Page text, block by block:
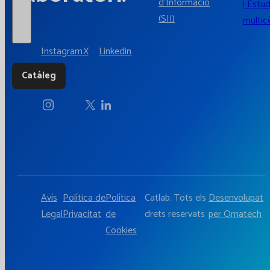
i
Catàleg
InstagramX Linkedin
(SII)
Avís
Legal
Política de
Privacitat
Política
de
Cookies
Catlab. Tots els
drets reservats
Desenvolupat
per Omatech